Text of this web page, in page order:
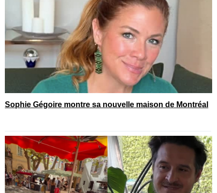
Sophie Gégoire montre sa nouvelle maison de Montréal